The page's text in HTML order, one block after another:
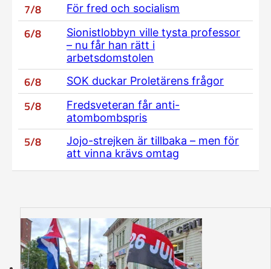
7/8 För fred och socialism
6/8
Sionistlobbyn ville tysta professor
– nu får han rätt i
arbetsdomstolen
6/8 SOK duckar Proletärens frågor
5/8
Fredsveteran får anti-
atombombspris
5/8
Jojo-strejken är tillbaka – men för
att vinna krävs omtag